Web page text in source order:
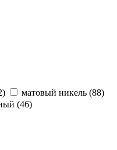
) матовый никель (88)
(46)